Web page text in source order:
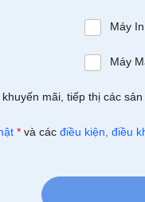
Máy
Máy
mãi, tiếp thị các
* và các điều kiện, điều